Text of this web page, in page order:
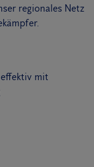
regionales Netz
mit